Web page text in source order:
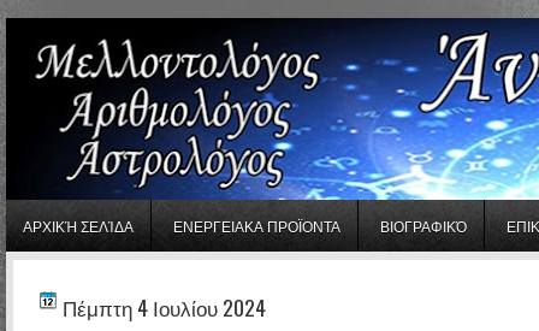
ΑΡΧΙΚΉ ΣΕΛΊΔΑ ΕΝΕΡΓΕΙΑΚΑ ΠΡΟΪΟΝΤΑ ΒΙΟΓΡΑΦΙΚΌ
Πέμπτη 4 Ιουλίου 2024